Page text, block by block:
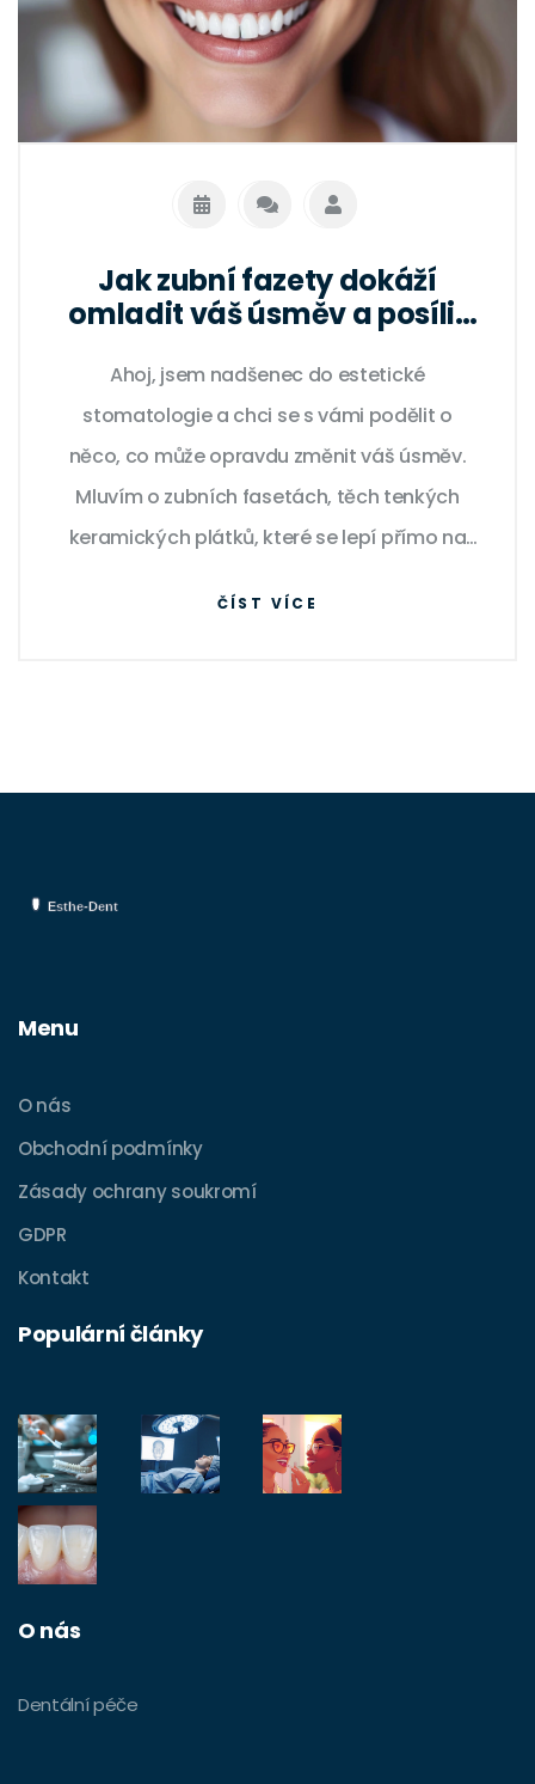
Jak zubní fazety dokáží
omladit váš úsměv a posílit
Ahoj, jsem nadšenec do estetické
stomatologie a chci se s vámi podělit o
něco, co může opravdu změnit váš úsměv.
Mluvím o zubních fasetách, těch tenkých
keramických plátků, které se lepí přímo na
ČÍST VÍCE
Menu
O nás
Obchodní podmínky
Zásady ochrany soukromí
GDPR
Kontakt
Populární články
O nás
Dentální péče